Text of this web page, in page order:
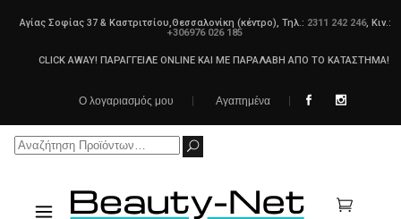
Αγίας Σοφίας 37 & Καστριτσίου,Θεσσαλονίκη (κέντρο), Τηλ.: 2311 242 246, Κιν.:
+306976 026 185
CLICK AWAY! ΠΑΡΑΓΓΕΙΛΕ ONLINE ΚΑΙ ΜΕ ΠΑΡΑΛΑΒΗ ΑΠΟ ΤΟ ΚΑΤΑΣΤΗΜΑ!
Ο λογαριασμός μου Αγαπημένα
Search